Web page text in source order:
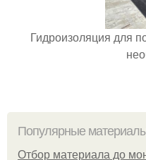
Гидроизоляция для
Популярные
Отбор материала до